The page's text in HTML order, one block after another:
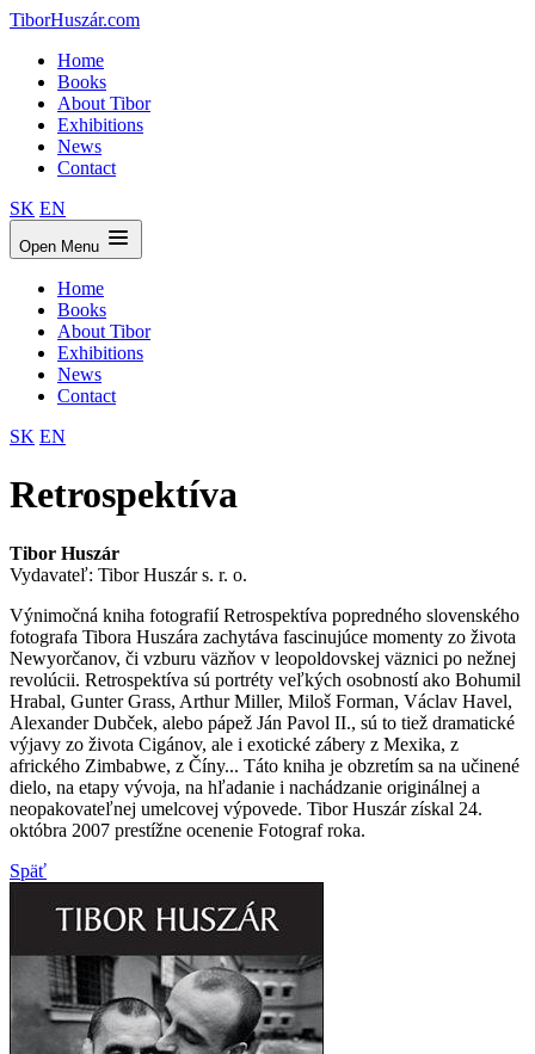
TiborHuszár.com
Home
Books
About Tibor
Exhibitions
News
Contact
SK EN
Open Menu
Home
Books
About Tibor
Exhibitions
News
Contact
SK EN
Retrospektíva
Tibor Huszár
Vydavateľ: Tibor Huszár s. r. o.
Výnimočná kniha fotografií Retrospektíva popredného slovenského
fotografa Tibora Huszára zachytáva fascinujúce momenty zo života
Newyorčanov, či vzburu väzňov v leopoldovskej väznici po nežnej
revolúcii. Retrospektíva sú portréty veľkých osobností ako Bohumil
Hrabal, Gunter Grass, Arthur Miller, Miloš Forman, Václav Havel,
Alexander Dubček, alebo pápež Ján Pavol II., sú to tiež dramatické
výjavy zo života Cigánov, ale i exotické zábery z Mexika, z
afrického Zimbabwe, z Číny... Táto kniha je obzretím sa na učinené
dielo, na etapy vývoja, na hľadanie i nachádzanie originálnej a
neopakovateľnej umelcovej výpovede. Tibor Huszár získal 24.
októbra 2007 prestížne ocenenie Fotograf roka.
Späť